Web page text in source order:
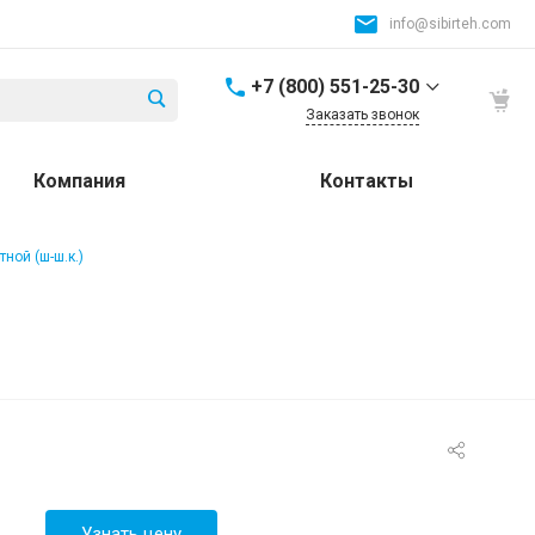
info@sibirteh.com
+7 (800) 551-25-30
Россия и СНГ
Заказать звонок
Компания Контакты
(ш-ш.к.)